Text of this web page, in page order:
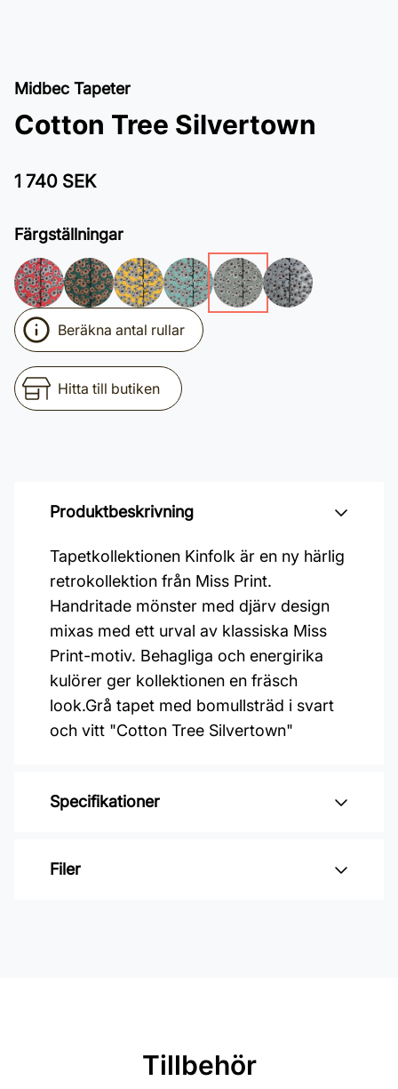
Midbec Tapeter
Cotton Tree Silvertown
1 740 SEK
Färgställningar
Beräkna antal rullar
Hitta till butiken
Produktbeskrivning
Tapetkollektionen Kinfolk är en ny härlig
retrokollektion från Miss Print.
Handritade mönster med djärv design
mixas med ett urval av klassiska Miss
Print-motiv. Behagliga och energirika
kulörer ger kollektionen en fräsch
look.Grå tapet med bomullsträd i svart
och vitt "Cotton Tree Silvertown"
Specifikationer
Varumärke: Midbec Tapeter
Bredd: 0,52 m
Filer
Tillbehör